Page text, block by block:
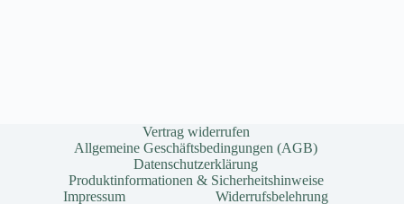
Vertrag widerrufen
Allgemeine Geschäftsbedingungen (AGB)
Datenschutzerklärung
Produktinformationen & Sicherheitshinweise
Impressum
Widerrufsbelehrung